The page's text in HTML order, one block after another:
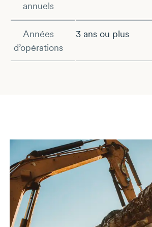
annuels
Années
d’opérations
3 ans ou plus